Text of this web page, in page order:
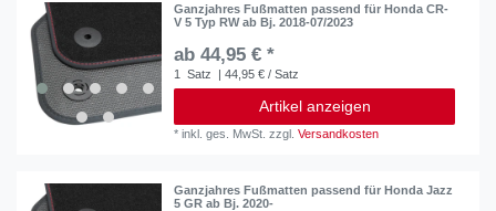
Ganzjahres Fußmatten passend für Honda CR-
V 5 Typ RW ab Bj. 2018-07/2023
ab 44,95 € *
1 Satz | 44,95 € / Satz
Artikel anzeigen
*inkl. ges. MwSt. zzgl.Versandkosten
Ganzjahres Fußmatten passend für Honda Jazz
5 GR ab Bj. 2020-